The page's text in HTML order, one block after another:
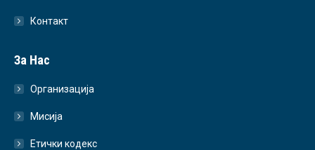
Контакт
За Нас
Организација
Мисија
Етички кодекс